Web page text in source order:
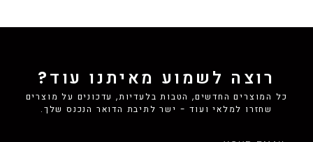
רוצה לשמוע מאיתנו עוד?
כל המוצרים החדשים, הטבות בלעדיות, עדכונים על מוצרים
שחזרו למלאי ועוד - ישר לתיבת הדואר הנכנס שלך.